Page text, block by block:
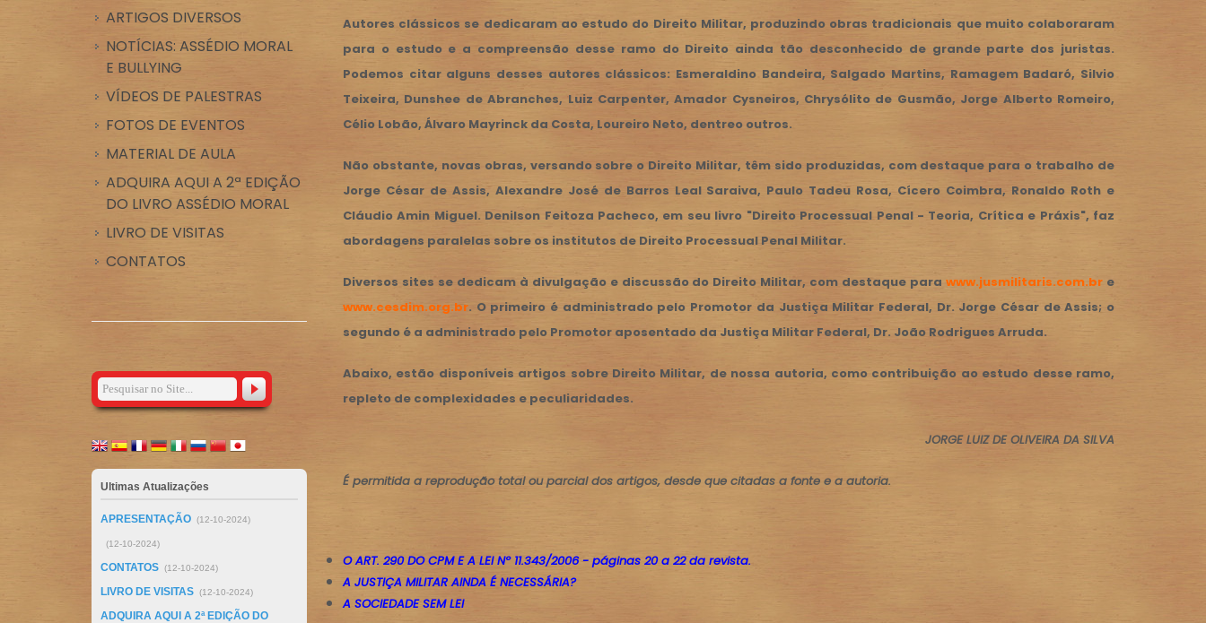
Autores clássicos se dedicaram ao estudo do Direito Militar, produzindo obras tradicionais que muito colaboraram
para o estudo e a compreensão desse ramo do Direito ainda tão desconhecido de grande parte dos juristas.
Podemos citar alguns desses autores clássicos: Esmeraldino Bandeira, Salgado Martins, Ramagem Badaró, Silvio
Teixeira, Dunshee de Abranches, Luiz Carpenter, Amador Cysneiros, Chrysólito de Gusmão, Jorge Alberto Romeiro,
Célio Lobão, Álvaro Mayrinck da Costa, Loureiro Neto, dentreo outros.
Não obstante, novas obras, versando sobre o Direito Militar, têm sido produzidas, com destaque para o trabalho de
Jorge César de Assis, Alexandre José de Barros Leal Saraiva, Paulo Tadeu Rosa, Cícero Coimbra, Ronaldo Roth e
Cláudio Amin Miguel. Denilson Feitoza Pacheco, em seu livro "Direito Processual Penal - Teoria, Crítica e Práxis", faz
abordagens paralelas sobre os institutos de Direito Processual Penal Militar.
Diversos sites se dedicam à divulgação e discussão do Direito Militar, com destaque parawww.jusmilitaris.com.br e
www.cesdim.org.br. O primeiro é administrado pelo Promotor da Justiça Militar Federal, Dr. Jorge César de Assis; o
segundo é a administrado pelo Promotor aposentado da Justiça Militar Federal, Dr. João Rodrigues Arruda.
Abaixo, estão disponíveis artigos sobre Direito Militar, de nossa autoria, como contribuição ao estudo desse ramo,
repleto de complexidades e peculiaridades.
JORGE LUIZ DE OLIVEIRA DA SILVA
É permitida a reprodução total ou parcial dos artigos, desde que citadas a fonte e a autoria.
O ART. 290 DO CPM E A LEI Nº 11.343/2006 - páginas 20 a 22 da revista.
A JUSTIÇA MILITAR AINDA É NECESSÁRIA?
A SOCIEDADE SEM LEI
ARTIGOS DIVERSOS
NOTÍCIAS: ASSÉDIO MORAL
E BULLYING
VÍDEOS DE PALESTRAS
FOTOS DE EVENTOS
MATERIAL DE AULA
ADQUIRA AQUI A 2ª EDIÇÃO
DO LIVRO ASSÉDIO MORAL
LIVRO DE VISITAS
CONTATOS
Ultimas Atualizações
APRESENTAÇÃO (12-10-2024)
(12-10-2024)
CONTATOS (12-10-2024)
LIVRO DE VISITAS (12-10-2024)
ADQUIRA AQUI A 2ª EDIÇÃO DO